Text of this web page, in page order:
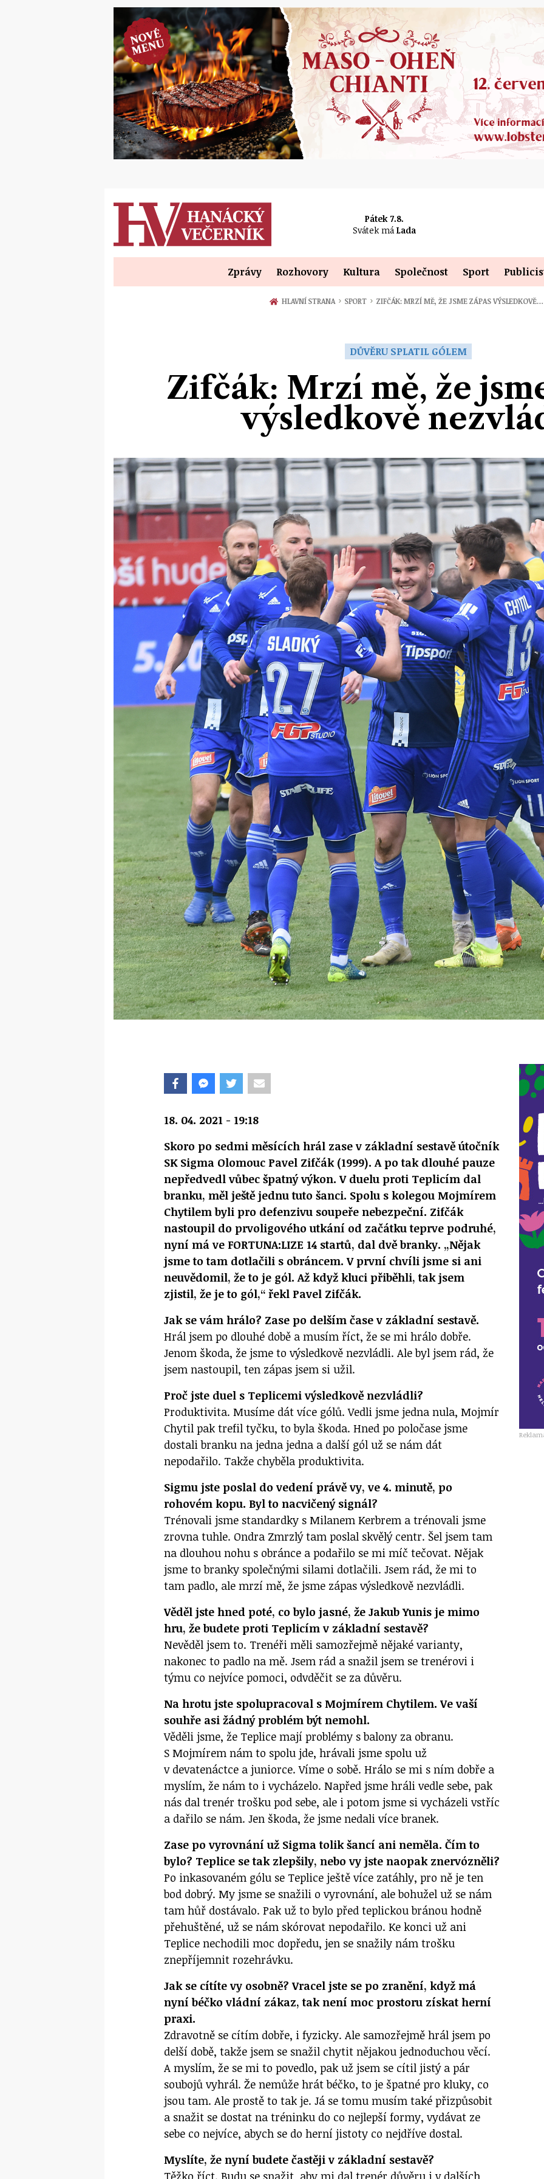
Pátek 7.8.
Svátek má Lada
Zprávy Rozhovory Kultura Společnost Sport
HLAVNÍ STRANA › SPORT › ZIFČÁK: MRZÍ MĚ, ŽE JSME ZÁPAS VÝSLEDKOVĚ…
DŮVĚRU SPLATIL GÓLEM
Zifčák: Mrzí mě, že
výsledkově
18. 04. 2021 - 19:18
Skoro po sedmi měsících hrál zase v základní sestavě útočník
SK Sigma Olomouc Pavel Zifčák (1999). A po tak dlouhé pauze
nepředvedl vůbec špatný výkon. V duelu proti Teplicím dal
branku, měl ještě jednu tuto šanci. Spolu s kolegou Mojmírem
Chytilem byli pro defenzivu soupeře nebezpeční. Zifčák
nastoupil do prvoligového utkání od začátku teprve podruhé,
nyní má ve FORTUNA:LIZE 14 startů, dal dvě branky. „Nějak
jsme to tam dotlačili s obráncem. V první chvíli jsme si ani
neuvědomil, že to je gól. Až když kluci přiběhli, tak jsem
zjistil, že je to gól,“ řekl Pavel Zifčák.
Jak se vám hrálo? Zase po delším čase v základní sestavě.
Hrál jsem po dlouhé době a musím říct, že se mi hrálo dobře.
Jenom škoda, že jsme to výsledkově nezvládli. Ale byl jsem rád, že
jsem nastoupil, ten zápas jsem si užil.
Proč jste duel s Teplicemi výsledkově nezvládli?
Produktivita. Musíme dát více gólů. Vedli jsme jedna nula, Mojmír
Chytil pak trefil tyčku, to byla škoda. Hned po poločase jsme
dostali branku na jedna jedna a další gól už se nám dát
nepodařilo. Takže chyběla produktivita.
Sigmu jste poslal do vedení právě vy, ve 4. minutě, po
rohovém kopu. Byl to nacvičený signál?
Trénovali jsme standardky s Milanem Kerbrem a trénovali jsme
zrovna tuhle. Ondra Zmrzlý tam poslal skvělý centr. Šel jsem tam
na dlouhou nohu s obránce a podařilo se mi míč tečovat. Nějak
jsme to branky společnými silami dotlačili. Jsem rád, že mi to
tam padlo, ale mrzí mě, že jsme zápas výsledkově nezvládli.
Věděl jste hned poté, co bylo jasné, že Jakub Yunis je mimo
hru, že budete proti Teplicím v základní sestavě?
Nevěděl jsem to. Trenéři měli samozřejmě nějaké varianty,
nakonec to padlo na mě. Jsem rád a snažil jsem se trenérovi i
týmu co nejvíce pomoci, odvděčit se za důvěru.
Na hrotu jste spolupracoval s Mojmírem Chytilem. Ve vaší
souhře asi žádný problém být nemohl.
Věděli jsme, že Teplice mají problémy s balony za obranu.
S Mojmírem nám to spolu jde, hrávali jsme spolu už
v devatenáctce a juniorce. Víme o sobě. Hrálo se mi s ním dobře a
myslím, že nám to i vycházelo. Napřed jsme hráli vedle sebe, pak
nás dal trenér trošku pod sebe, ale i potom jsme si vycházeli vstříc
a dařilo se nám. Jen škoda, že jsme nedali více branek.
Zase po vyrovnání už Sigma tolik šancí ani neměla. Čím to
bylo? Teplice se tak zlepšily, nebo vy jste naopak znervózněli?
Po inkasovaném gólu se Teplice ještě více zatáhly, pro ně je ten
bod dobrý. My jsme se snažili o vyrovnání, ale bohužel už se nám
tam hůř dostávalo. Pak už to bylo před teplickou bránou hodně
přehuštěné, už se nám skórovat nepodařilo. Ke konci už ani
Teplice nechodili moc dopředu, jen se snažily nám trošku
znepříjemnit rozehrávku.
Jak se cítíte vy osobně? Vracel jste se po zranění, když má
nyní béčko vládní zákaz, tak není moc prostoru získat herní
praxi.
Zdravotně se cítím dobře, i fyzicky. Ale samozřejmě hrál jsem po
delší době, takže jsem se snažil chytit nějakou jednoduchou věcí.
A myslím, že se mi to povedlo, pak už jsem se cítil jistý a pár
soubojů vyhrál. Že nemůže hrát béčko, to je špatné pro kluky, co
jsou tam. Ale prostě to tak je. Já se tomu musím také přizpůsobit
a snažit se dostat na tréninku do co nejlepší formy, vydávat ze
sebe co nejvíce, abych se do herní jistoty co nejdříve dostal.
Myslíte, že nyní budete častěji v základní sestavě?
Těžko říct. Budu se snažit, aby mi dal trenér důvěru i v dalších